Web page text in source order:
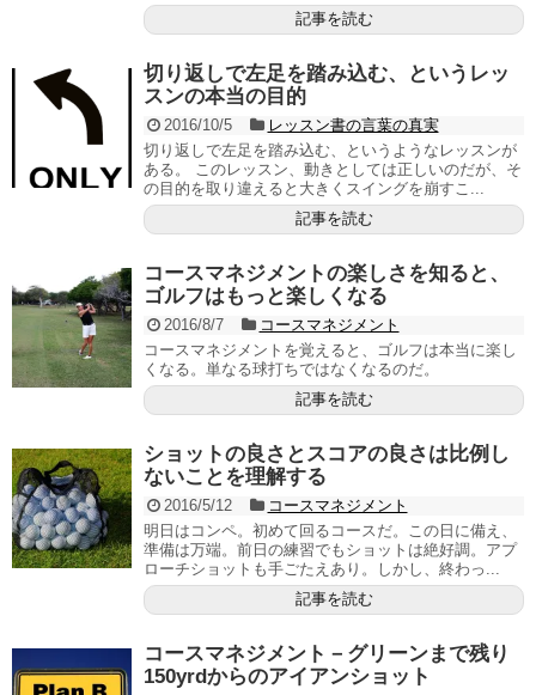
記事を読む
切り返しで左足を踏み込む、というレッ
スンの本当の目的
2016/10/5
レッスン書の言葉の真実
切り返しで左足を踏み込む、というようなレッスンが
ある。 このレッスン、動きとしては正しいのだが、そ
の目的を取り違えると大きくスイングを崩すこ...
記事を読む
コースマネジメントの楽しさを知ると、
ゴルフはもっと楽しくなる
2016/8/7
コースマネジメント
コースマネジメントを覚えると、ゴルフは本当に楽し
くなる。単なる球打ちではなくなるのだ。
記事を読む
ショットの良さとスコアの良さは比例し
ないことを理解する
2016/5/12
コースマネジメント
明日はコンペ。初めて回るコースだ。この日に備え、
準備は万端。前日の練習でもショットは絶好調。アプ
ローチショットも手ごたえあり。しかし、終わっ...
記事を読む
コースマネジメント－グリーンまで残り
150yrdからのアイアンショット